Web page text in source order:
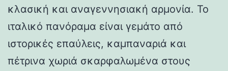
κλασική και αναγεννησιακή αρμονία. Το
ιταλικό πανόραμα είναι γεμάτο από
ιστορικές επαύλεις, καμπαναριά και
πέτρινα χωριά σκαρφαλωμένα στους